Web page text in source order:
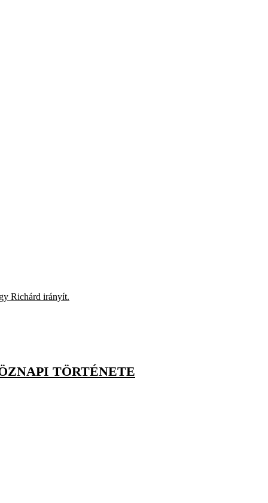
Richárd irányít.
TÖRTÉNETE